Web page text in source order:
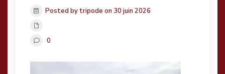
Posted by tripode on 30 juin 2026
0